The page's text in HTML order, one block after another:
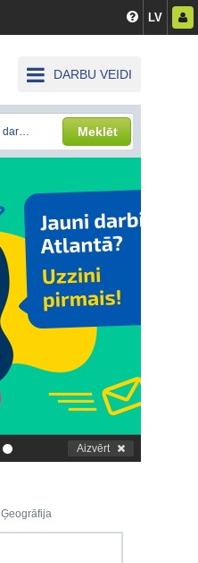
LV
DARBU VEIDI
Meklēt
. Aizvērt
Ģeogrāfija